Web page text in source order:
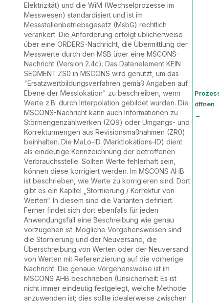
Elektrizität) und die WiM (Wechselprozesse im
Messwesen) standardisiert und ist im
Messstellenbetriebsgesetz (MsbG) rechtlich
verankert. Die Anforderung erfolgt üblicherweise
über eine ORDERS-Nachricht, die Übermittlung der
Messwerte durch den MSB über eine MSCONS-
Nachricht (Version 2.4c). Das Datenelement KEIN
SEGMENT:ZS0 in MSCONS wird genutzt, um das
"Ersatzwertbildungsverfahren gemäß Angaben auf
Ebene der Messlokation" zu beschreiben, wenn
Werte z.B. durch Interpolation gebildet wurden. Die
MSCONS-Nachricht kann auch Informationen zu
Störmengenzählwerken (ZQ9) oder Umgangs- und
Korrekturmengen aus Revisionsmaßnahmen (ZR0)
beinhalten. Die MaLo-ID (Marktlokations-ID) dient
als eindeutige Kennzeichnung der betroffenen
Verbrauchsstelle. Sollten Werte fehlerhaft sein,
können diese korrigiert werden. Im MSCONS AHB
ist beschrieben, wie Werte zu korrigieren sind. Dort
gibt es ein Kapitel „Stornierung / Korrektur von
Werten“. In diesem sind die Varianten definiert.
Ferner findet sich dort ebenfalls für jeden
Anwendungsfall eine Beschreibung wie genau
vorzugehen ist. Mögliche Vorgehensweisen sind
die Stornierung und der Neuversand, die
Überschreibung von Werten oder der Neuversand
von Werten mit Referenzierung auf die vorherige
Nachricht. Die genaue Vorgehensweise ist im
MSCONS AHB beschrieben (Unsicherheit: Es ist
nicht immer eindeutig festgelegt, welche Methode
anzuwenden ist; dies sollte idealerweise zwischen
öffnen
→